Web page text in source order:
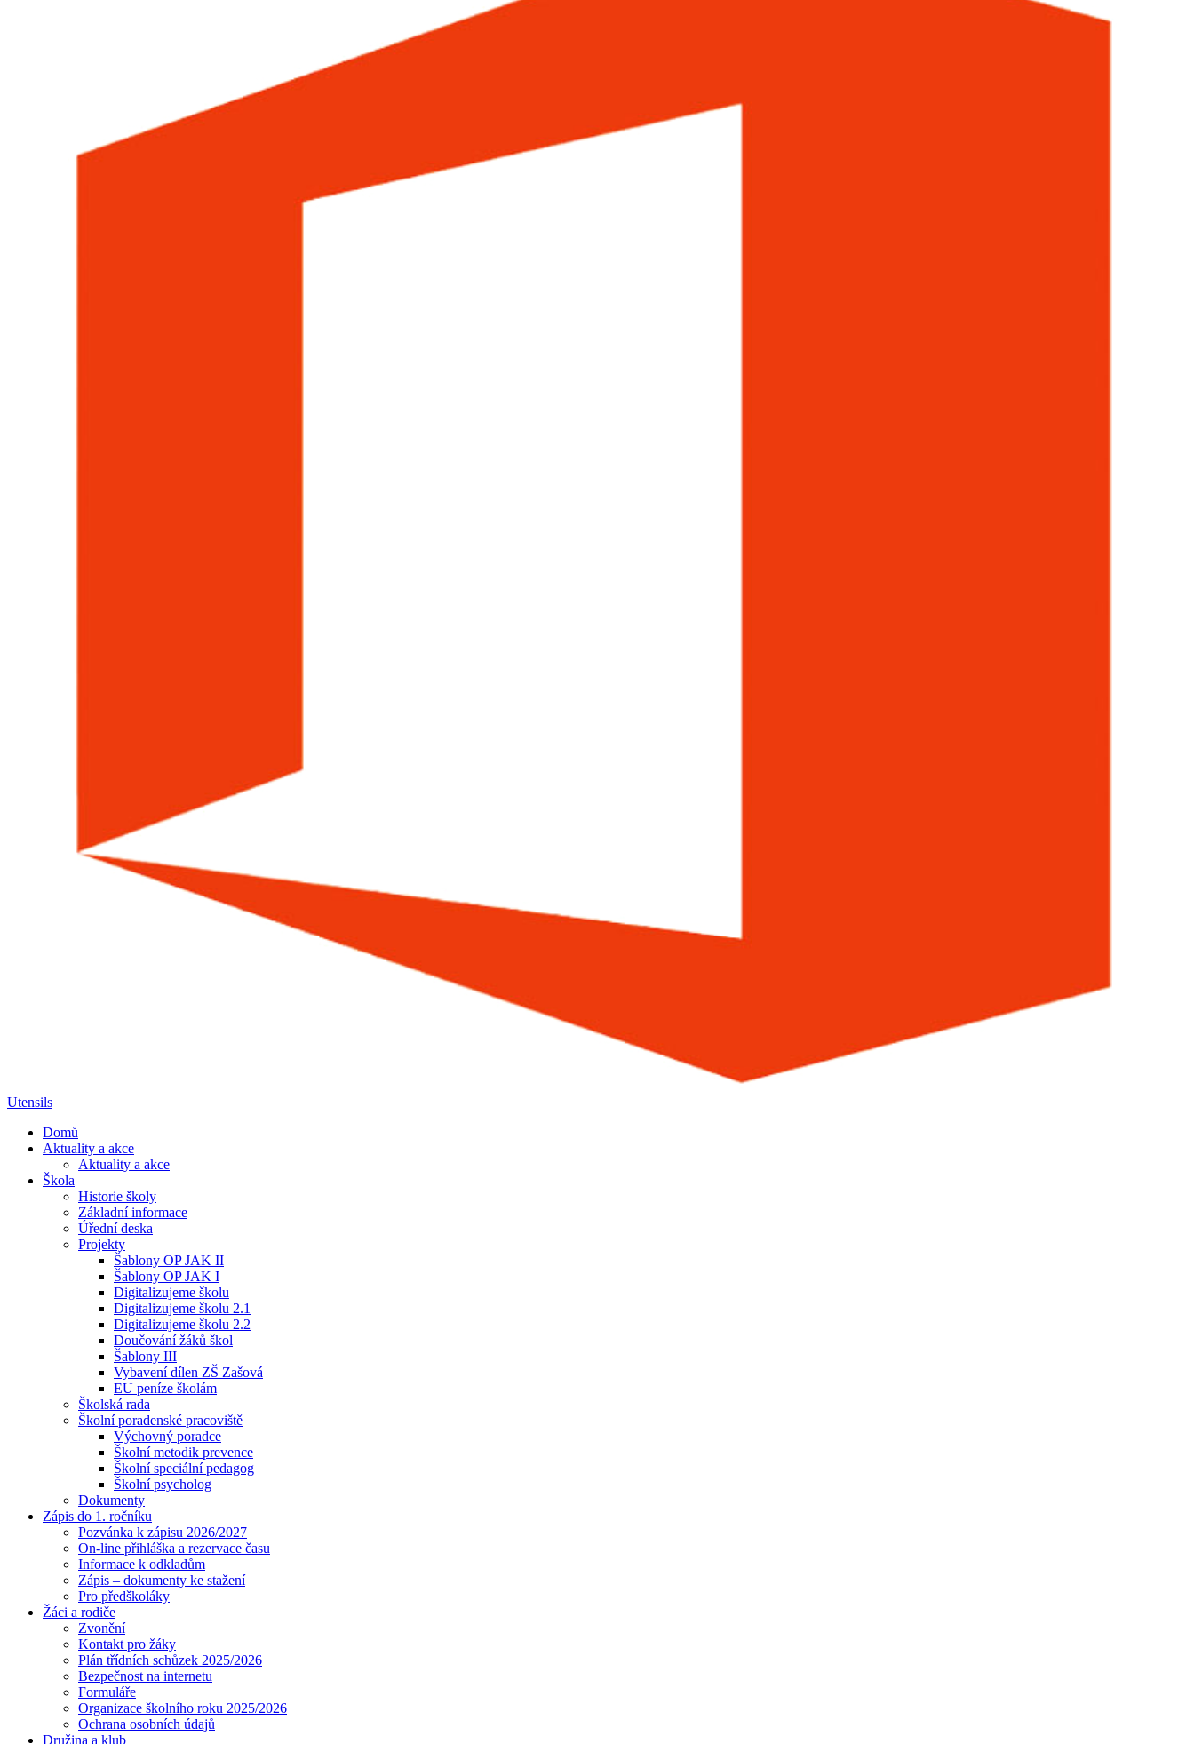
Utensils
Domů
Aktuality a akce
Aktuality a akce
Škola
Historie školy
Základní informace
Úřední deska
Projekty
Šablony OP JAK II
Šablony OP JAK I
Digitalizujeme školu
Digitalizujeme školu 2.1
Digitalizujeme školu 2.2
Doučování žáků škol
Šablony III
Vybavení dílen ZŠ Zašová
EU peníze školám
Školská rada
Školní poradenské pracoviště
Výchovný poradce
Školní metodik prevence
Školní speciální pedagog
Školní psycholog
Dokumenty
Zápis do 1. ročníku
Pozvánka k zápisu 2026/2027
On-line přihláška a rezervace času
Informace k odkladům
Zápis – dokumenty ke stažení
Pro předškoláky
Žáci a rodiče
Zvonění
Kontakt pro žáky
Plán třídních schůzek 2025/2026
Bezpečnost na internetu
Formuláře
Organizace školního roku 2025/2026
Ochrana osobních údajů
Družina a klub